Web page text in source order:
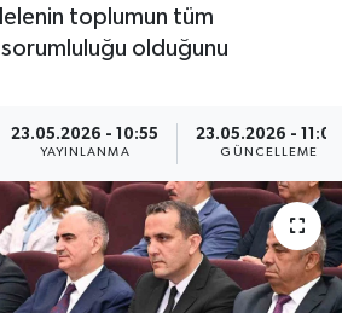
toplumun tüm
olduğunu
23.05.2026 - 10:55
YAYINLANMA
23.05.2026 - 11:00
GÜNCELLEME